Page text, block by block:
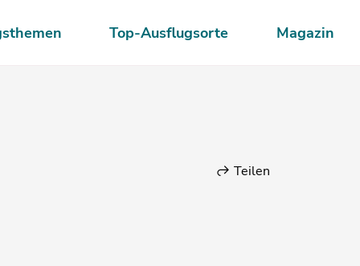
Top-Ausflugsorte Magazin
Teilen